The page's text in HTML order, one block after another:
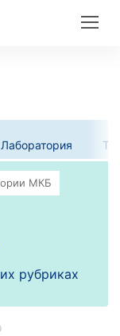
Лаборатория
рубриках